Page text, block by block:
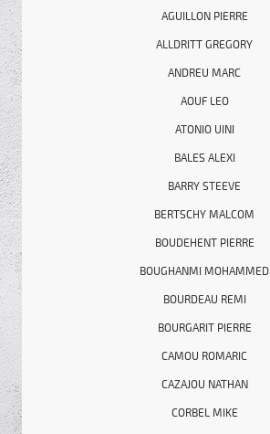
AGUILLON PIERRE
ALLDRITT GREGORY
ANDREU MARC
AOUF LEO
ATONIO UINI
BALES ALEXI
BARRY STEEVE
BERTSCHY MALCOM
BOUDEHENT PIERRE
BOUGHANMI MOHAMMED
BOURDEAU REMI
BOURGARIT PIERRE
CAMOU ROMARIC
CAZAJOU NATHAN
CORBEL MIKE